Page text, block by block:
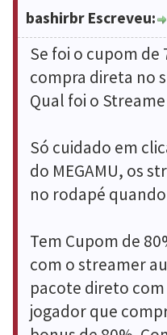
bashirbr Escreveu:
Se foi o cupom
compra direta no
Qual foi o
Só cuidado em
do MEGAMU, os
no rodapé
Tem Cupom de
com o streamer
pacote direto
jogador que